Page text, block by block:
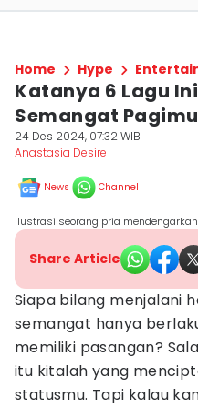
Home Hype
Katanya 6 Lagu
Semangat
24 Des 2024, 07:32 WIB
Anastasia Desire
News Channel
Ilustrasi seorang pria
Share Article
Siapa bilang menjalani
semangat hanya
memiliki pasangan?
itu kitalah yang
statusmu. Tapi kalau